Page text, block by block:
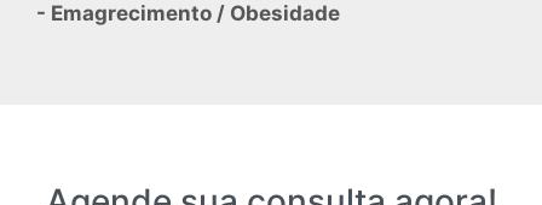
- Emagrecimento / Obesidade